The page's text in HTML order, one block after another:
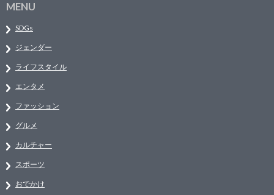
MENU
SDGs
ジェンダー
ライフスタイル
エンタメ
ファッション
グルメ
カルチャー
スポーツ
おでかけ